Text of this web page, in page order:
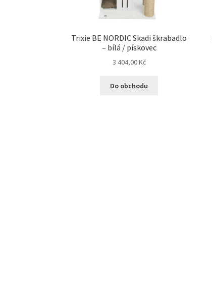
Trixie BE NORDIC Skadi škrabadlo
– bílá / pískovec
3 404,00Kč
Do obchodu